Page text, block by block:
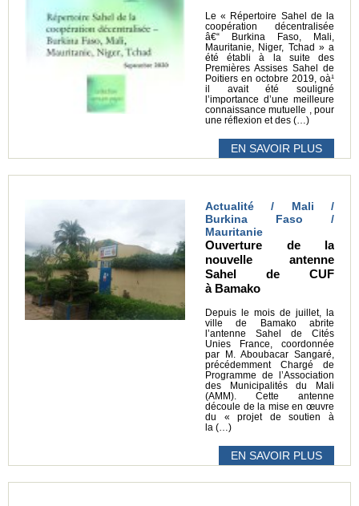
Le « Répertoire Sahel de la
coopération décentralisée
â€“ Burkina Faso, Mali,
Mauritanie, Niger, Tchad » a
été établi à la suite des
Premières Assises Sahel de
Poitiers en octobre 2019, oà¹
il avait été souligné
l’importance d’une meilleure
connaissance mutuelle , pour
une réflexion et des (…)
EN SAVOIR PLUS
Actualité / Mali /
Burkina Faso /
Mauritanie
Ouverture de la
nouvelle antenne
Sahel de CUF
à Bamako
Depuis le mois de juillet, la
ville de Bamako abrite
l’antenne Sahel de Cités
Unies France, coordonnée
par M. Aboubacar Sangaré,
précédemment Chargé de
Programme de l’Association
des Municipalités du Mali
(AMM). Cette antenne
découle de la mise en œuvre
du « projet de soutien à
la (…)
EN SAVOIR PLUS